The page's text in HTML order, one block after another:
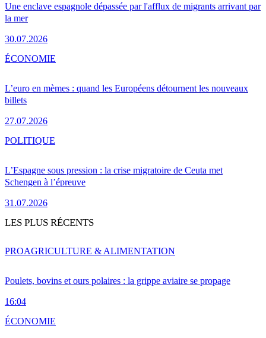
Une enclave espagnole dépassée par l'afflux de migrants arrivant par
la mer
30.07.2026
L’euro en mèmes : quand les Européens détournent les nouveaux
billets
27.07.2026
ÉCONOMIE
L’Espagne sous pression : la crise migratoire de Ceuta met
Schengen à l’épreuve
31.07.2026
POLITIQUE
LES PLUS RÉCENTS
Poulets, bovins et ours polaires : la grippe aviaire se propage
16:04
PROAGRICULTURE & ALIMENTATION
ÉCONOMIE